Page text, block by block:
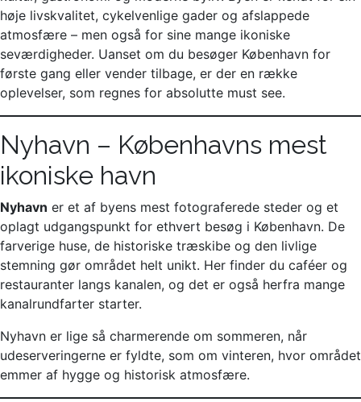
høje livskvalitet, cykelvenlige gader og afslappede
atmosfære – men også for sine mange ikoniske
seværdigheder. Uanset om du besøger København for
første gang eller vender tilbage, er der en række
oplevelser, som regnes for absolutte must see.
Nyhavn – Københavns mest
ikoniske havn
Nyhavn er et af byens mest fotograferede steder og et
oplagt udgangspunkt for ethvert besøg i København. De
farverige huse, de historiske træskibe og den livlige
stemning gør området helt unikt. Her finder du caféer og
restauranter langs kanalen, og det er også herfra mange
kanalrundfarter starter.
Nyhavn er lige så charmerende om sommeren, når
udeserveringerne er fyldte, som om vinteren, hvor området
emmer af hygge og historisk atmosfære.